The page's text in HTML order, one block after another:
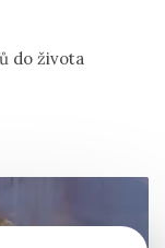
do života